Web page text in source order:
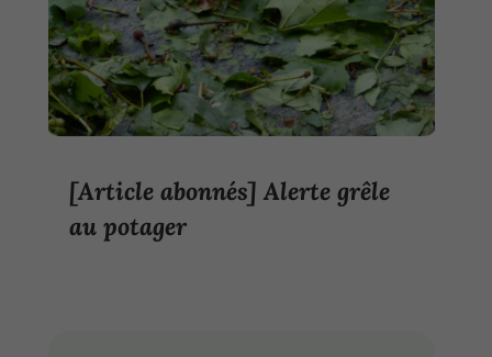
[Article abonnés] Alerte grêle
au potager